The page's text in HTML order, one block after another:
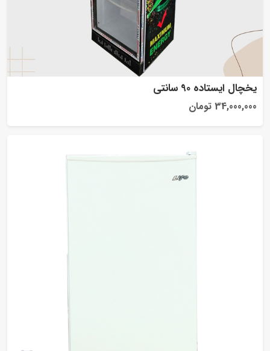
یخچال ایستاده 90 سانتی
34,000,000 تومان